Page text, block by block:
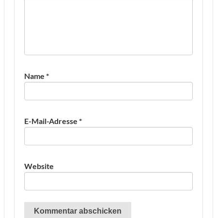
Name *
E-Mail-Adresse *
Website